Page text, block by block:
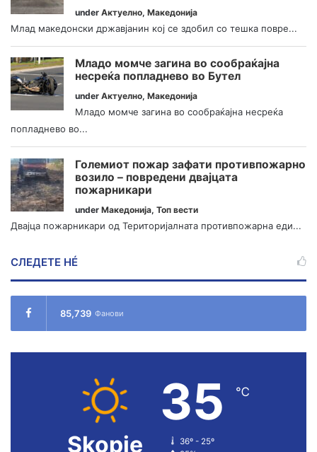
under Актуелно, Македонија
Млад македонски државјанин кој се здобил со тешка повре...
Младо момче загина во сообраќајна
несреќа попладнево во Бутел
under Актуелно, Македонија
Младо момче загина во сообраќајна несреќа
попладнево во...
Големиот пожар зафати противпожарно
возило – повредени двајцата
пожарникари
under Македонија, Топ вести
Двајца пожарникари од Територијалната противпожарна еди...
СЛЕДЕТЕ НÉ
85,739 Фанови
Skopje
35 ℃
36º - 25º